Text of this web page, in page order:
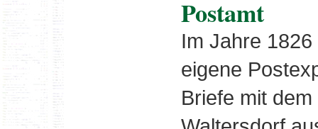
Postamt
Im Jahre
eigene
Briefe mit